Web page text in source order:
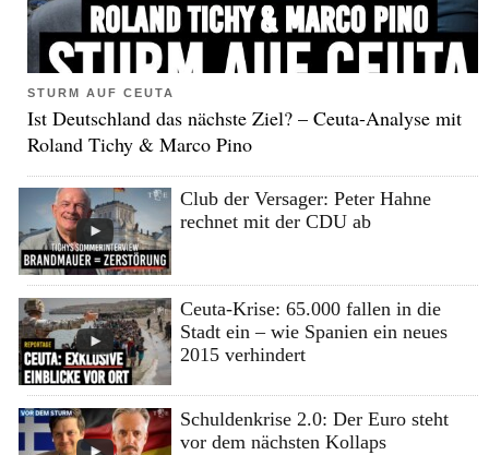
STURM AUF CEUTA
Ist Deutschland das nächste Ziel? – Ceuta-Analyse mit
Roland Tichy & Marco Pino
Club der Versager: Peter Hahne
rechnet mit der CDU ab
Ceuta-Krise: 65.000 fallen in die
Stadt ein – wie Spanien ein neues
2015 verhindert
Schuldenkrise 2.0: Der Euro steht
vor dem nächsten Kollaps